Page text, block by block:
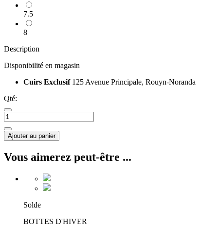
7.5
8
Description
Disponibilité en magasin
Cuirs Exclusif 125 Avenue Principale, Rouyn-Noranda
Qté:
Ajouter au panier
Vous aimerez peut-être ...
Solde
BOTTES D'HIVER